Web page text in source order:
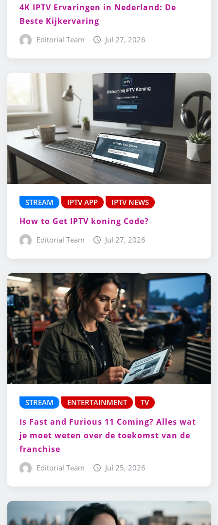
4K IPTV Ervaringen in Nederland: De
Beste Kijkervaring
Editorial Team Jul 27, 2026
STREAM IPTV APP IPTV NEWS
How to Get IPTV koning Code?
Editorial Team Jul 27, 2026
STREAM ENTERTAINMENT TV
Is Fast and Furious 11 Coming? Alles wat
je moet weten over de toekomst van de
franchise
Editorial Team Jul 25, 2026